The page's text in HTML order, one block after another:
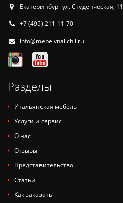
Екатеринбург ул. Студенческая, 11
+7 (495) 211-11-70
info@mebelvnalichii.ru
Разделы
Итальянская мебель
Услуги и сервис
О нас
Отзывы
Представительство
Статьи
Как заказать